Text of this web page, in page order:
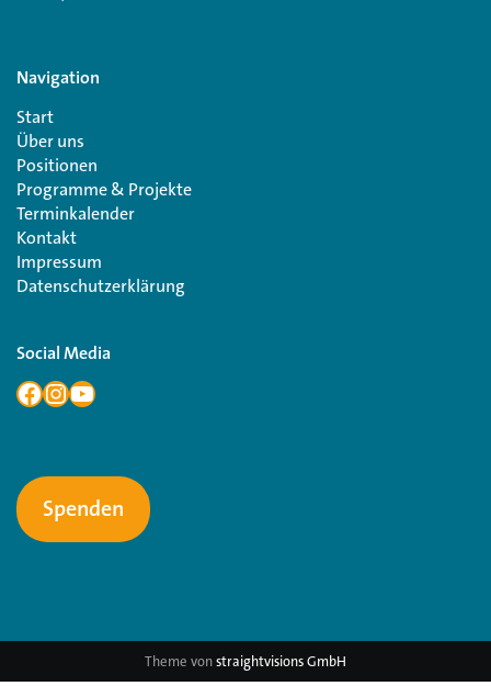
Navigation
Start
Über uns
Positionen
Programme & Projekte
Terminkalender
Kontakt
Impressum
Datenschutzerklärung
Social Media
Spenden
Theme vonstraightvisions GmbH